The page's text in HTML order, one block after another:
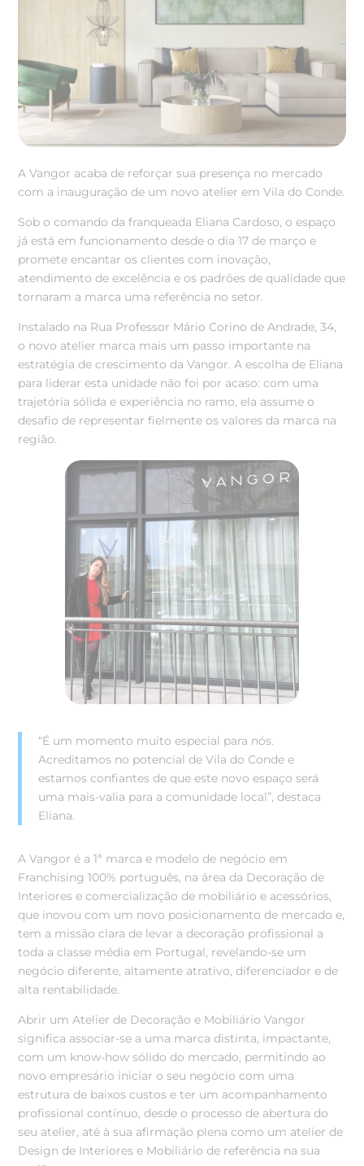
A Vangor acaba de reforçar sua presença no mercado
com a inauguração de um novo atelier em Vila do Conde.
Sob o comando da franqueada Eliana Cardoso, o espaço
já está em funcionamento desde o dia 17 de março e
promete encantar os clientes com inovação,
atendimento de excelência e os padrões de qualidade que
tornaram a marca uma referência no setor.
Instalado na Rua Professor Mário Corino de Andrade, 34,
o novo atelier marca mais um passo importante na
estratégia de crescimento da Vangor. A escolha de Eliana
para liderar esta unidade não foi por acaso: com uma
trajetória sólida e experiência no ramo, ela assume o
desafio de representar fielmente os valores da marca na
região.
“É um momento muito especial para nós.
Acreditamos no potencial de Vila do Conde e
estamos confiantes de que este novo espaço será
uma mais-valia para a comunidade local”, destaca
Eliana.
A Vangor é a 1ª marca e modelo de negócio em
Franchising 100% português, na área da Decoração de
Interiores e comercialização de mobiliário e acessórios,
que inovou com um novo posicionamento de mercado e,
tem a missão clara de levar a decoração profissional a
toda a classe média em Portugal, revelando-se um
negócio diferente, altamente atrativo, diferenciador e de
alta rentabilidade.
Abrir um Atelier de Decoração e Mobiliário Vangor
significa associar-se a uma marca distinta, impactante,
com um know-how sólido do mercado, permitindo ao
novo empresário iniciar o seu negócio com uma
estrutura de baixos custos e ter um acompanhamento
profissional contínuo, desde o processo de abertura do
seu atelier, até à sua afirmação plena como um atelier de
Design de Interiores e Mobiliário de referência na sua